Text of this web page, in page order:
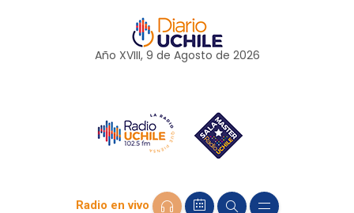
Año XVIII, 9 de Agosto de 2026
Radio en vivo